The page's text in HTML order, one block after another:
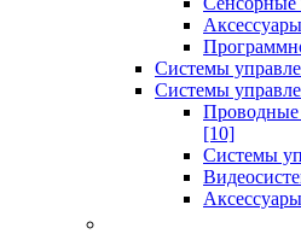
Системы
Системы
Проводные
[10]
Системы